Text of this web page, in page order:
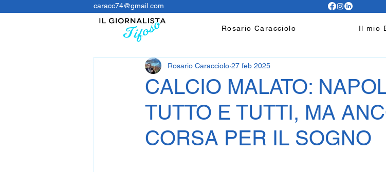
caracc74@gmail.com
Rosario Caracciolo Il mio
CALCIO MALATO:
TUTTO E TUTTI, MA
CORSA PER IL SOGNO
Rosario Caracciolo 27 feb 2025